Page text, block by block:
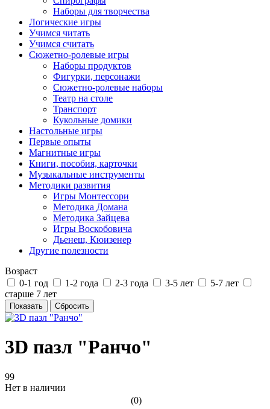
Наборы для творчества
Логические игры
Учимся читать
Учимся считать
Сюжетно-ролевые игры
Наборы продуктов
Фигурки, персонажи
Сюжетно-ролевые наборы
Театр на столе
Транспорт
Кукольные домики
Настольные игры
Первые опыты
Магнитные игры
Книги, пособия, карточки
Музыкальные инструменты
Методики развития
Игры Монтессори
Методика Домана
Методика Зайцева
Игры Воскобовича
Дьенеш, Кюизенер
Другие полезности
Возраст
0-1 год
1-2 года 2-3 года 3-5 лет
5-7 лет
старше 7 лет
3D пазл "Ранчо"
99
Нет в наличии
(0)